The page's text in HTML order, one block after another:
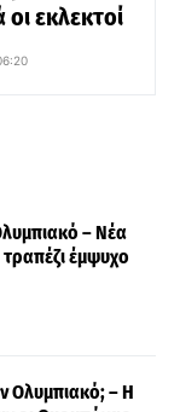
εκλεκτοί
– Νέα
έμψυχο
Ολυμπιακό; – Η